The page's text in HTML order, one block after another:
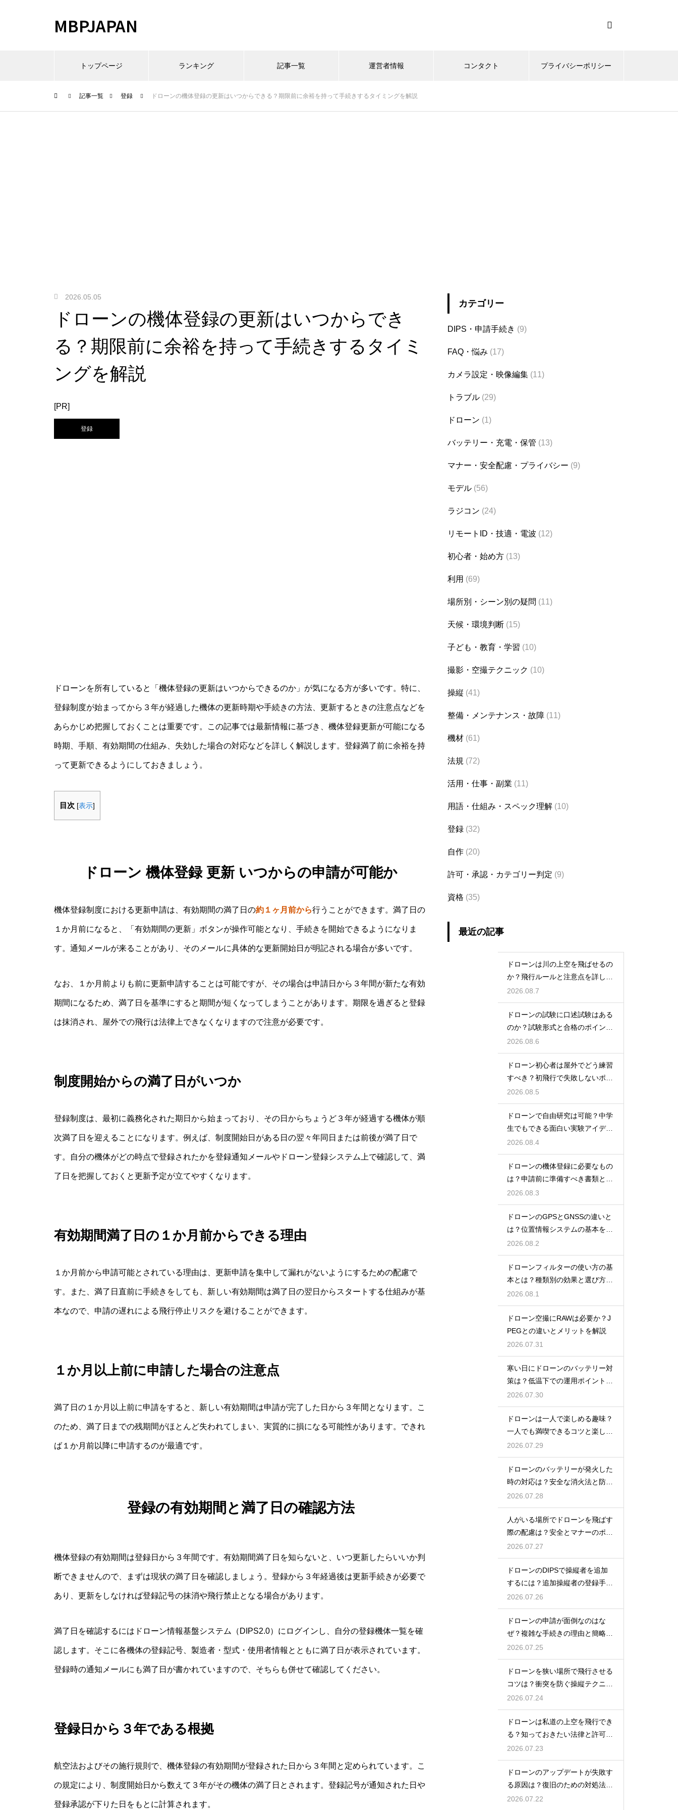
MBPJAPAN
トップページ ランキング 記事一覧 運営者情報 コンタクト プライバシーポリシー
記事一覧 登録 ドローンの機体登録の更新はいつからできる？期限前に余裕を持って手続きするタイミングを解説
2026.05.05
ドローンの機体登録の更新はいつからでき
る？期限前に余裕を持って手続きするタイミ
ングを解説
[PR]
登録
ドローンを所有していると「機体登録の更新はいつからできるのか」が気になる方が多いです。特に、
登録制度が始まってから３年が経過した機体の更新時期や手続きの方法、更新するときの注意点などを
あらかじめ把握しておくことは重要です。この記事では最新情報に基づき、機体登録更新が可能になる
時期、手順、有効期間の仕組み、失効した場合の対応などを詳しく解説します。登録満了前に余裕を持
って更新できるようにしておきましょう。
目次 [表示]
ドローン 機体登録 更新 いつからの申請が可能か
機体登録制度における更新申請は、有効期間の満了日の約１ヶ月前から行うことができます。満了日の
１か月前になると、「有効期間の更新」ボタンが操作可能となり、手続きを開始できるようになりま
す。通知メールが来ることがあり、そのメールに具体的な更新開始日が明記される場合が多いです。
なお、１か月前よりも前に更新申請することは可能ですが、その場合は申請日から３年間が新たな有効
期間になるため、満了日を基準にすると期間が短くなってしまうことがあります。期限を過ぎると登録
は抹消され、屋外での飛行は法律上できなくなりますので注意が必要です。
制度開始からの満了日がいつか
登録制度は、最初に義務化された期日から始まっており、その日からちょうど３年が経過する機体が順
次満了日を迎えることになります。例えば、制度開始日がある日の翌々年同日または前後が満了日で
す。自分の機体がどの時点で登録されたかを登録通知メールやドローン登録システム上で確認して、満
了日を把握しておくと更新予定が立てやすくなります。
有効期間満了日の１か月前からできる理由
１か月前から申請可能とされている理由は、更新申請を集中して漏れがないようにするための配慮で
す。また、満了日直前に手続きをしても、新しい有効期間は満了日の翌日からスタートする仕組みが基
本なので、申請の遅れによる飛行停止リスクを避けることができます。
１か月以上前に申請した場合の注意点
満了日の１か月以上前に申請をすると、新しい有効期間は申請が完了した日から３年間となります。こ
のため、満了日までの残期間がほとんど失われてしまい、実質的に損になる可能性があります。できれ
ば１か月前以降に申請するのが最適です。
登録の有効期間と満了日の確認方法
機体登録の有効期間は登録日から３年間です。有効期間満了日を知らないと、いつ更新したらいいか判
断できませんので、まずは現状の満了日を確認しましょう。登録から３年経過後は更新手続きが必要で
あり、更新をしなければ登録記号の抹消や飛行禁止となる場合があります。
満了日を確認するにはドローン情報基盤システム（DIPS2.0）にログインし、自分の登録機体一覧を確
認します。そこに各機体の登録記号、製造者・型式・使用者情報とともに満了日が表示されています。
登録時の通知メールにも満了日が書かれていますので、そちらも併せて確認してください。
登録日から３年である根拠
航空法およびその施行規則で、機体登録の有効期間が登録された日から３年間と定められています。こ
の規定により、制度開始日から数えて３年がその機体の満了日とされます。登録記号が通知された日や
登録承認が下りた日をもとに計算されます。
カテゴリー
DIPS・申請手続き (9)
FAQ・悩み (17)
カメラ設定・映像編集 (11)
トラブル (29)
ドローン (1)
バッテリー・充電・保管 (13)
マナー・安全配慮・プライバシー (9)
モデル (56)
ラジコン (24)
リモートID・技適・電波 (12)
初心者・始め方 (13)
利用 (69)
場所別・シーン別の疑問 (11)
天候・環境判断 (15)
子ども・教育・学習 (10)
撮影・空撮テクニック (10)
操縦 (41)
整備・メンテナンス・故障 (11)
機材 (61)
法規 (72)
活用・仕事・副業 (11)
用語・仕組み・スペック理解 (10)
登録 (32)
自作 (20)
許可・承認・カテゴリー判定 (9)
資格 (35)
最近の記事
ドローンは川の上空を飛ばせるの
か？飛行ルールと注意点を詳しく
解説
2026.08.7
ドローンの試験に口述試験はある
のか？試験形式と合格のポイント
を解説
2026.08.6
ドローン初心者は屋外でどう練習
すべき？初飛行で失敗しないポイ
ント
2026.08.5
ドローンで自由研究は可能？中学
生でもできる面白い実験アイデア
を紹介
2026.08.4
ドローンの機体登録に必要なもの
は？申請前に準備すべき書類と情
報
2026.08.3
ドローンのGPSとGNSSの違いと
は？位置情報システムの基本を解
説
2026.08.2
ドローンフィルターの使い方の基
本とは？種類別の効果と選び方を
解説
2026.08.1
ドローン空撮にRAWは必要か？J
PEGとの違いとメリットを解説
2026.07.31
寒い日にドローンのバッテリー対
策は？低温下での運用ポイントと
注意点
2026.07.30
ドローンは一人で楽しめる趣味？
一人でも満喫できるコツと楽しみ
方
2026.07.29
ドローンのバッテリーが発火した
時の対応は？安全な消火法と防止
策を解説
2026.07.28
人がいる場所でドローンを飛ばす
際の配慮は？安全とマナーのポイ
ント
2026.07.27
ドローンのDIPSで操縦者を追加
するには？追加操縦者の登録手順
を解説
2026.07.26
ドローンの申請が面倒なのはな
ぜ？複雑な手続きの理由と簡略化
の動向
2026.07.25
ドローンを狭い場所で飛行させる
コツは？衝突を防ぐ操縦テクニッ
クを解説
2026.07.24
ドローンは私道の上空を飛行でき
る？知っておきたい法律と許可の
ルール
2026.07.23
ドローンのアップデートが失敗す
る原因は？復旧のための対処法を
解説
2026.07.22